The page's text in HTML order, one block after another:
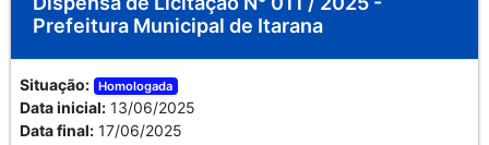
Prefeitura Municipal de Itarana
Situação: Homologada
Data inicial: 13/06/2025
Data final: 17/06/2025